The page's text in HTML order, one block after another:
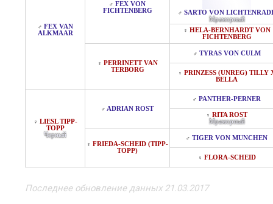
♂ FEX VAN
ALKMAAR
♂ FEX VON
FICHTENBERG
♂ SARTO VON
Мраморный
♀ HELA-BERNHARDT VON
FICHTENBERG
♀ PERRINETT VAN
TERBORG
♂ TYRAS VON CULM
♀ PRINZESS (UNREG) TILLY
BELLA
♀ LIESL TIPP-
TOPP
Черный
♂ ADRIAN ROST
♂ PANTHER-PERNER
♀ RITA ROST
Мраморный
♀ FRIEDA-SCHEID (TIPP-
TOPP)
♂ TIGER VON MUNCHEN
♀ FLORA-SCHEID
Последнее обновление данных 21.03.2017